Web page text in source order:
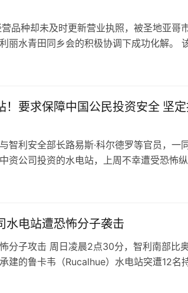
品种却未及时更新营业执照，被圣地亚哥
丽水青田同乡会的积极协调下成功化解。
！要求保障中国公民投资安全 坚
智利安全部长路易斯·科尔德罗等官员，一
资公司投资的水电站，上周不幸遭受恐怖纵
水电站遭恐怖分子袭击
分子攻击 周日凌晨2点30分，智利南部比
建的鲁卡韦（Rucalhue）水电站突遭12名